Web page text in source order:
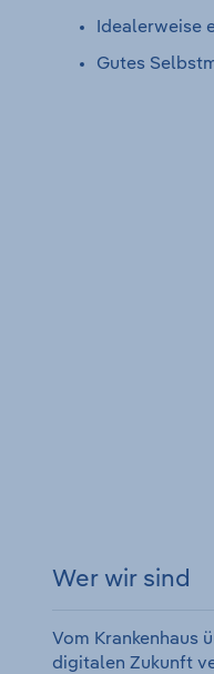
Idealerweise
Gutes
Wer wir sind
Vom Krankenhaus
digitalen Zukunft